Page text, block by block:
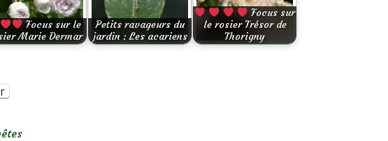
Focus sur le
Marie Dermar
Petits ravageurs du
jardin : Les acariens
Focus sur
le rosier Trésor de
Thorigny